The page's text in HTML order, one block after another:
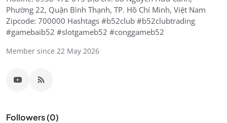
Phường 22, Quận Bình Thạnh, TP. Hồ Chí Minh, Việt Nam
Zipcode: 700000 Hashtags #b52club #b52clubtrading
#gamebaib52 #slotgameb52 #conggameb52
Member since 22 May 2026
Followers (0)